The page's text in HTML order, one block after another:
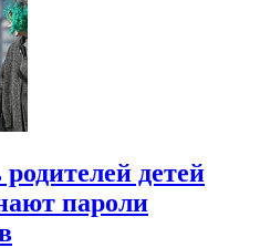
детей
пароли